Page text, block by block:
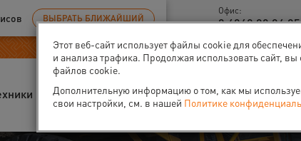
ВЫБРАТЬ БЛИЖАЙШИЙ
Офис:
8 4842 90 94 95
Запчасти О нас
Этот веб-сайт использует файлы cookie для
и анализа трафика. Продолжая использовать сайт,
файлов cookie.
Дополнительную информацию о том, как мы
свои настройки, см. в нашей Политике